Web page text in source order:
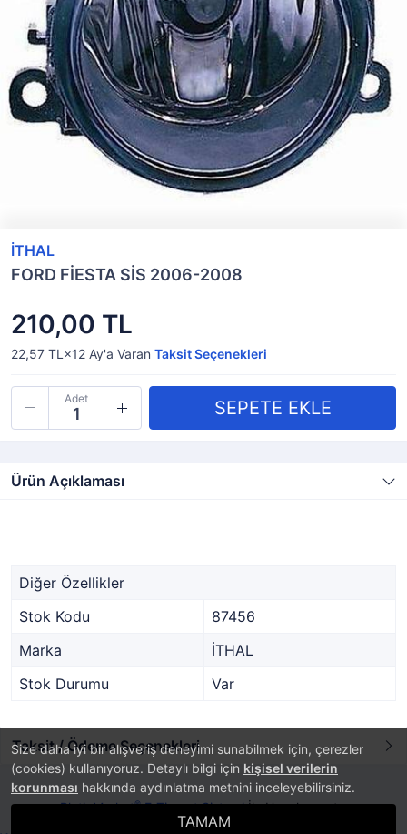
Size daha iyi bir alışveriş deneyimi sunabilmek için, çerezler
(cookies) kullanıyoruz. Detaylı bilgi için kişisel verilerin
korunması hakkında aydınlatma metnini inceleyebilirsiniz.
TAMAM
İTHAL
FORD FİESTA SİS 2006-2008
210,00 TL
22,57 TL×12 Ay'a Varan Taksit Seçenekleri
Adet
Ürün Açıklaması
Diğer Özellikler
Stok Kodu
87456
Marka
İTHAL
Stok Durumu
Var
Taksit / Ödeme Seçenekleri
PlatinMarket®E-Ticaret Sistemiİle Hazırlanmıştır.